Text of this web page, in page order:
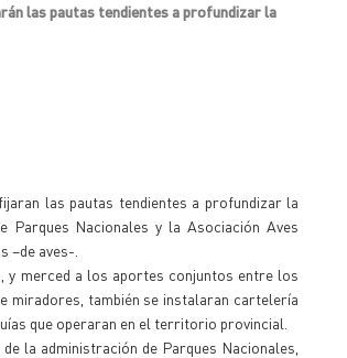
las pautas tendientes a profundizar la
las pautas tendientes a profundizar la
Nacionales y la Asociación Aves
–de aves-.
y merced a los aportes conjuntos entre los
miradores, también se instalaran cartelería
que operaran en el territorio provincial.
la administración de Parques Nacionales,